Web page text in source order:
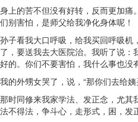
身上的苦不但没有好转，反而更加
们别害怕，是师父给我净化身体呢！
孙子看我大口呼吸，给我买回呼吸
了，要送我去大医院治。我听了说
好的。你们不要害怕，我什么事也没
我的外甥女哭了，说，“那你们去给
那时同修来我家学法、发正念，尤
法不得法，争斗心，走形式，困，发